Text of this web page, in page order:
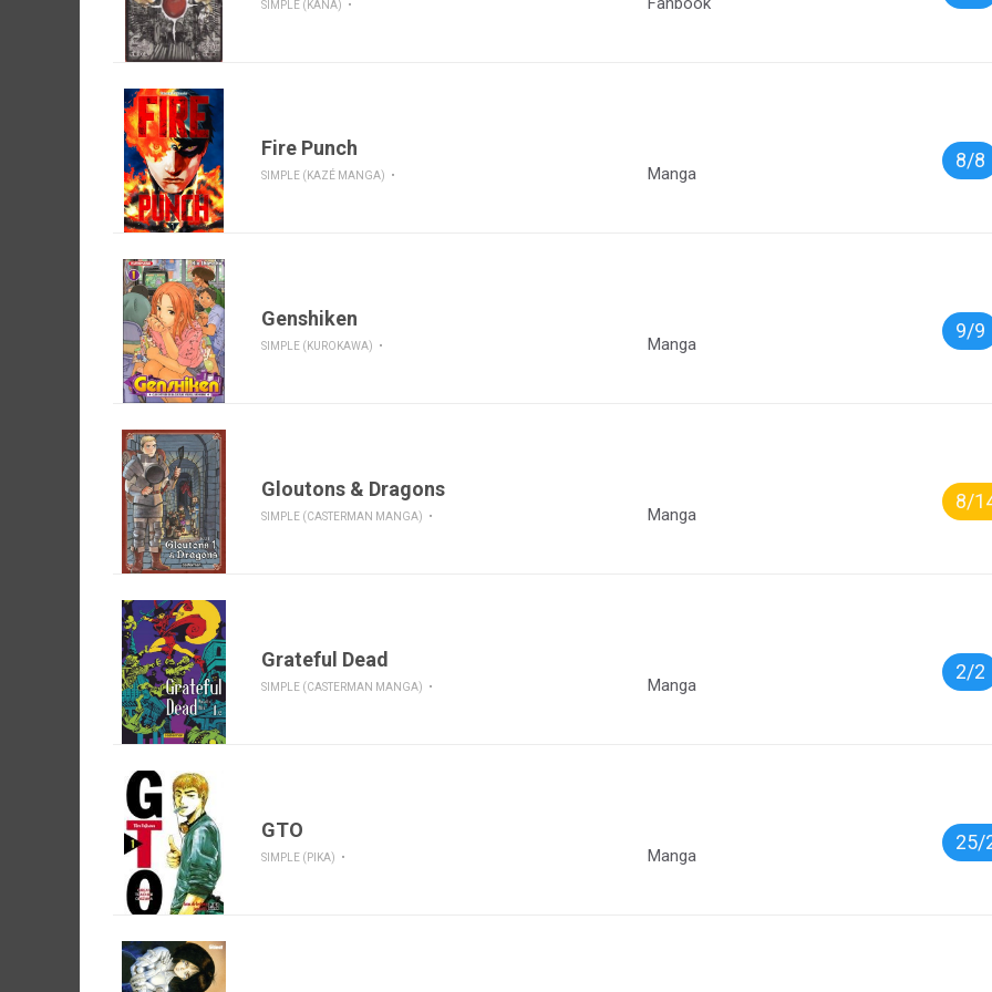
SIMPLE (KANA)
Fire Punch
SIMPLE (KAZÉ MANGA) Manga
8/8
Genshiken
SIMPLE (KUROKAWA) Manga
9/9
Gloutons & Dragons
SIMPLE (CASTERMAN MANGA) Manga
8/
Grateful Dead
SIMPLE (CASTERMAN MANGA) Manga
2/2
GTO
SIMPLE (PIKA) Manga
25/